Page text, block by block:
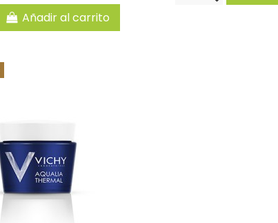
Añadir al carrito